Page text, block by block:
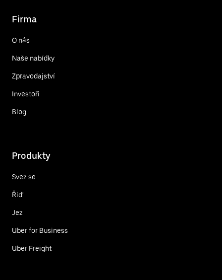
Firma
O nás
Naše nabídky
Zpravodajství
Investoři
Blog
Produkty
Svez se
Řiď
Jez
Uber for Business
Uber Freight